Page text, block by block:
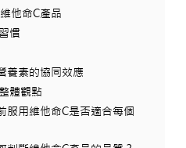
他命C產品
慣
養素的協同效應
體觀點
服用維他命C是否適合每個